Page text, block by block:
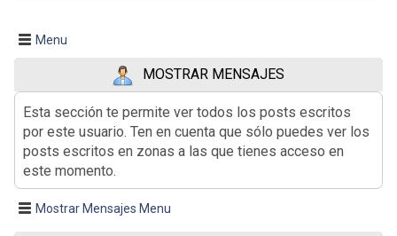
Menu
MOSTRAR MENSAJES
Esta sección te permite ver todos los posts escritos
por este usuario. Ten en cuenta que sólo puedes ver los
posts escritos en zonas a las que tienes acceso en
este momento.
Mostrar Mensajes Menu